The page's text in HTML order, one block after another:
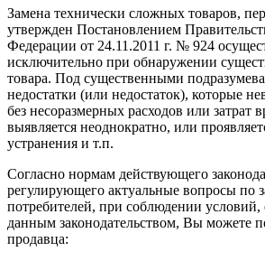
Замена технически сложных товаров,
утвержден Постановлением
Федерации от 24.11.2011 г. № 924
исключительно при обнаружении
товара. Под существенными
недостатки (или недостаток), которые
без несоразмерных расходов или затрат
выявляется неоднократно, или
устранения и т.п.
Согласно нормам действующего
регулирующего актуальные вопросы по
потребителей, при соблюдении
данным законодательством, Вы можете
продавца: